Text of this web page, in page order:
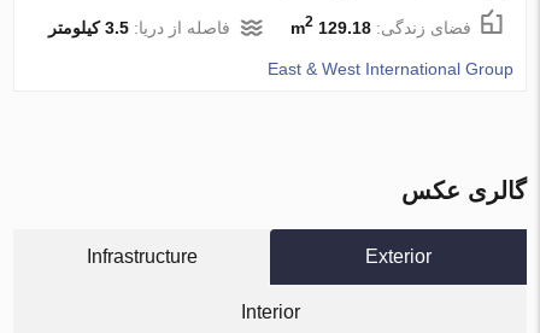
فضای زندگی:129.18 m
2 فاصله از دریا:3.5 کیلومتر
East & West International Group
گالری عکس
Exterior
Infrastructure
Interior